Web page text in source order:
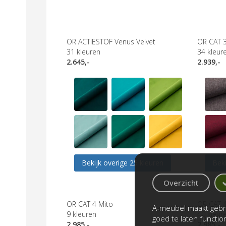
OR ACTIESTOF Venus Velvet
31 kleuren
2.645,-
Bekijk overige 25 kleuren
OR CAT
34
2.939,-
OR CAT 4 Mito
9 kleuren
OR CAT
40
Overzicht
A-meubel maakt
goed te laten